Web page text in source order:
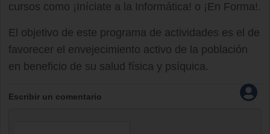
cursos como ¡Iníciate a la Informática! o ¡En Forma!.
El objetivo de este programa de actividades es el de
favorecer el envejecimiento activo de la población
en beneficio de su salud física y psíquica.
Escribir un comentario